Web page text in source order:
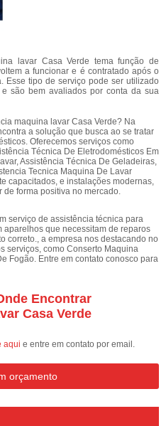
lavar Casa Verde tema função de
a funcionar e é contratado após o
Esse tipo de serviço pode ser utilizado
são bem avaliados por conta da sua
maquina lavar Casa Verde? Na
a solução que busca ao se tratar
Oferecemos serviços como
Técnica De Eletrodomésticos Em
Assistência Técnica De Geladeiras,
Tecnica Maquina De Lavar
capacitados, e instalações modernas,
forma positiva no mercado.
serviço de assistência técnica para
que necessitam de reparos
correto., a empresa nos destacando no
serviços, como Conserto Maquina
Fogão. Entre em contato conosco para
Encontrar
Casa Verde
aqui e entre em contato por email.
orçamento